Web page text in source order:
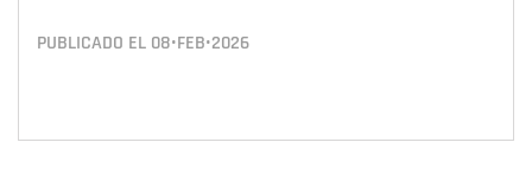
PUBLICADO EL 08•FEB•2026